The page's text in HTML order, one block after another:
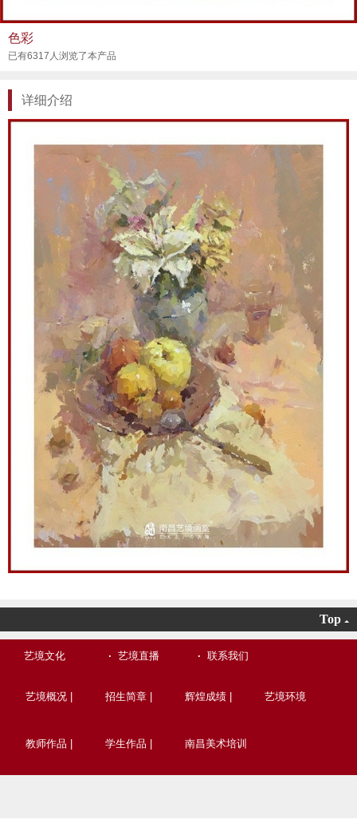
色彩
已有6317人浏览了本产品
详细介绍
Top
艺境文化 · 艺境直播 · 联系我们
艺境概况 | 招生简章 | 辉煌成绩 | 艺境环境
教师作品 | 学生作品 | 南昌美术培训